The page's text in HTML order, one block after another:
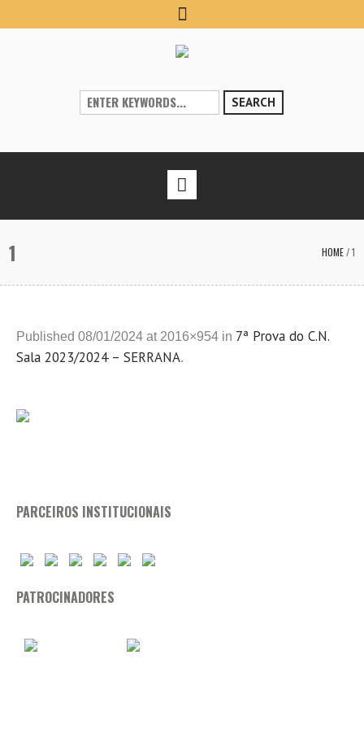
SEARCH
1 HOME/1
Published 08/01/2024 at 2016×954 in 7ª Prova do C.N.
Sala 2023/2024 – SERRANA.
PARCEIROS INSTITUCIONAIS
PATROCINADORES